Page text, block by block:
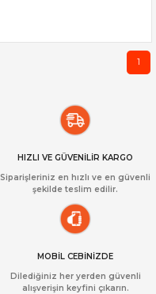
1
HIZLI VE GÜVENİLİR KARGO
Siparişleriniz en hızlı ve en güvenli
şekilde teslim edilir.
MOBİL CEBİNİZDE
Dilediğiniz her yerden güvenli
alışverişin keyfini çıkarın.